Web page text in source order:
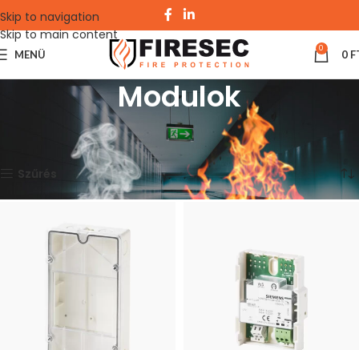
Skip to navigation
Skip to main content
MENÜ 0 0
Modulok
Tűzjelző rendszerek Siemens Cerberus FIT
Mind a(z) 10 találat megjelenítve
Szűrés